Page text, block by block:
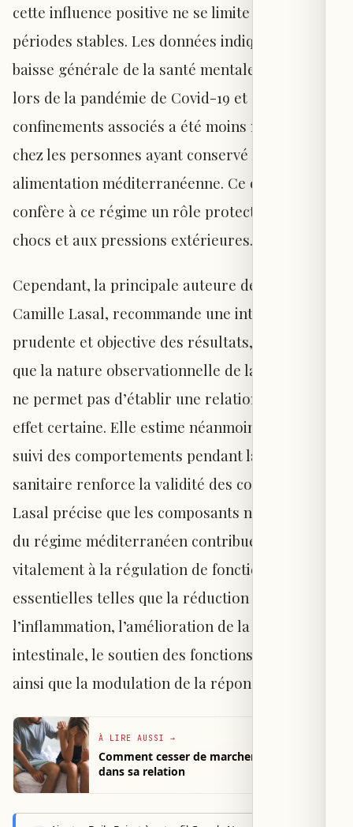
cette influence positive ne se limite pas aux
périodes stables. Les données indiquent que la
baisse générale de la santé mentale observée
lors de la pandémie de Covid-19 et des
confinements associés a été moins marquée
chez les personnes ayant conservé leur
alimentation méditerranéenne. Ce constat
confère à ce régime un rôle protecteur face aux
chocs et aux pressions extérieures.
Cependant, la principale auteure de l’étude,
Camille Lasal, recommande une interprétation
prudente et objective des résultats, soulignant
que la nature observationnelle de la recherche
ne permet pas d’établir une relation de cause à
effet certaine. Elle estime néanmoins que le
suivi des comportements pendant la crise
sanitaire renforce la validité des conclusions.
Lasal précise que les composants nutritionnels
du régime méditerranéen contribuent
vitalement à la régulation de fonctions
essentielles telles que la réduction de
l’inflammation, l’amélioration de la santé
intestinale, le soutien des fonctions cérébrales,
ainsi que la modulation de la réponse au stress.
À LIRE AUSSI →
Comment cesser de marcher sur des œufs
dans sa relation